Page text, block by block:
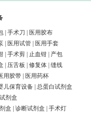
机 医用硅酮凝胶膏
料 敷料固定
手术刀
医用胶布
医用试管
医用手套
手术剪 止血钳
产包
压舌板 修复体 缝线
用胶带
医用药杯
儿保育设备 总蛋白试剂盒
剂盒
盒 诊断试剂盒 手术灯